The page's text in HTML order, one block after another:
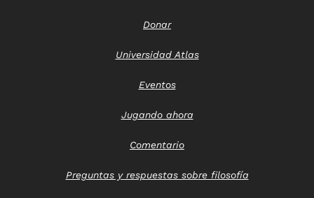
Donar
Universidad Atlas
Eventos
Jugando ahora
Comentario
Preguntas y respuestas sobre filosofía